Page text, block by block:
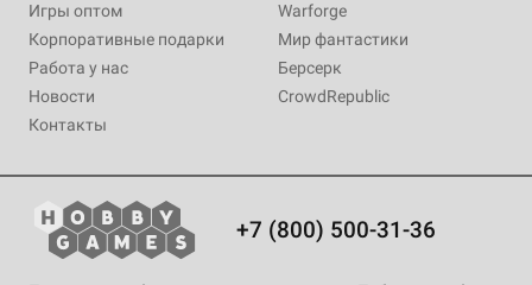
Игры оптом
Корпоративные подарки
Работа у нас
Новости
Контакты
Warforge
Мир фантастики
Берсерк
CrowdRepublic
+7 (800) 500-31-36